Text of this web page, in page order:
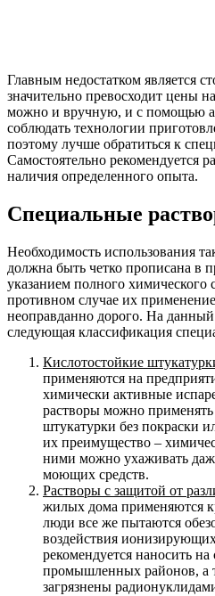
Главным недостатком является
значительно превосходит цены
можно и вручную, и с помощью
соблюдать технологии
поэтому лучше обратиться к
Самостоятельно рекомендуется
наличия определенного опыта.
Специальные
Необходимость использования
должна быть четко прописана в
указанием полного химического
противном случае их
неоправданно дорого. На
следующая классификация
Кислотостойкие
применяются на
химически активные
растворы можно
штукатурки без покраски
их преимущество –
ними можно ухаживать
моющих средств.
Растворы с защитой от
жилых дома применяются
люди все же пытаются
воздействия
рекомендуется наносить
промышленных районов, а
загрязнены